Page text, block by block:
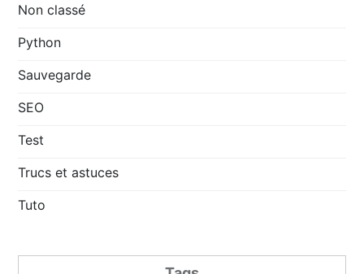
Non classé
Python
Sauvegarde
SEO
Test
Trucs et astuces
Tuto